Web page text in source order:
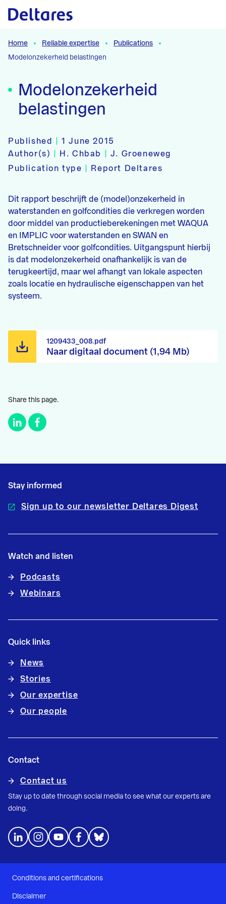
Naar hoofdcontent
Home Reliable expertise
Publications
Modelonzekerheid belastingen
Modelonzekerheid
belastingen
Published |1 June 2015
Author(s)
H. Chbab
J. Groeneweg
Publication type
Report Deltares
Dit rapport beschrijft de (model)onzekerheid in
waterstanden en golfcondities die verkregen worden
door middel van productieberekeningen met WAQUA
en IMPLIC voor waterstanden en SWAN en
Bretschneider voor golfcondities. Uitgangspunt hierbij
is dat modelonzekerheid onafhankelijk is van de
terugkeertijd, maar wel afhangt van lokale aspecten
zoals locatie en hydraulische eigenschappen van het
systeem.
Naar digitaal document (1,94 Mb)
1209433_008.pdf
Share this page.
Stay informed
Sign up to our newsletter Deltares Digest
Watch and listen
Podcasts
Webinars
Quick links
News
Stories
Our expertise
Our people
Contact
Contact us
Stay up to date through social media to see what our experts are
doing.
Conditions and certifications
Disclaimer